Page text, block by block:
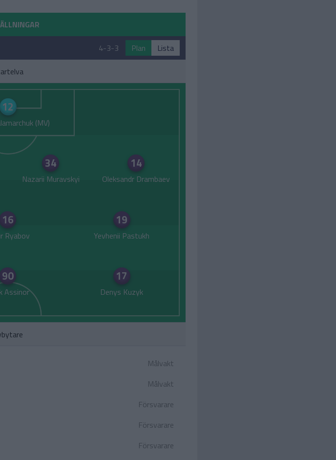
4-3-3 Plan
Lista
12
34
Nazarii Muravskyi
14
Oleksandr Drambaev
16
Ryabov
19
Yevhenii Pastukh
90
Assinor
17
Denys Kuzyk
Målvakt
Målvakt
Försvarare
Försvarare
Försvarare